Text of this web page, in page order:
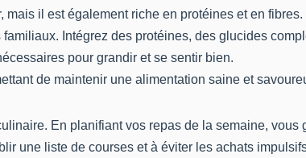
il est également riche en protéines et en fibres.
Intégrez des protéines, des glucides
pour grandir et se sentir bien.
de maintenir une alimentation saine et
En planifiant vos repas de la semaine,
une liste de courses et à éviter les achats